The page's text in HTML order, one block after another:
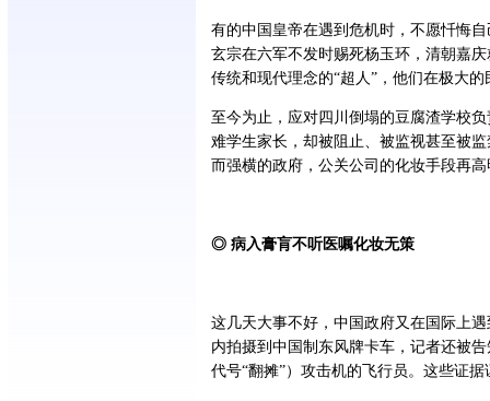
有的中国皇帝在遇到危机时，不愿忏悔
玄宗在六军不发时赐死杨玉环，清朝嘉
传统和现代理念的“超人”，他们在极大
至今为止，应对四川倒塌的豆腐渣学校
难学生家长，却被阻止、被监视甚至被
而强横的政府，公关公司的化妆手段再
◎ 病入膏肓不听医嘱化妆无策
这几天大事不好，中国政府又在国际上
内拍摄到中国制东风牌卡车，记者还被
代号“翻摊”）攻击机的飞行员。这些证